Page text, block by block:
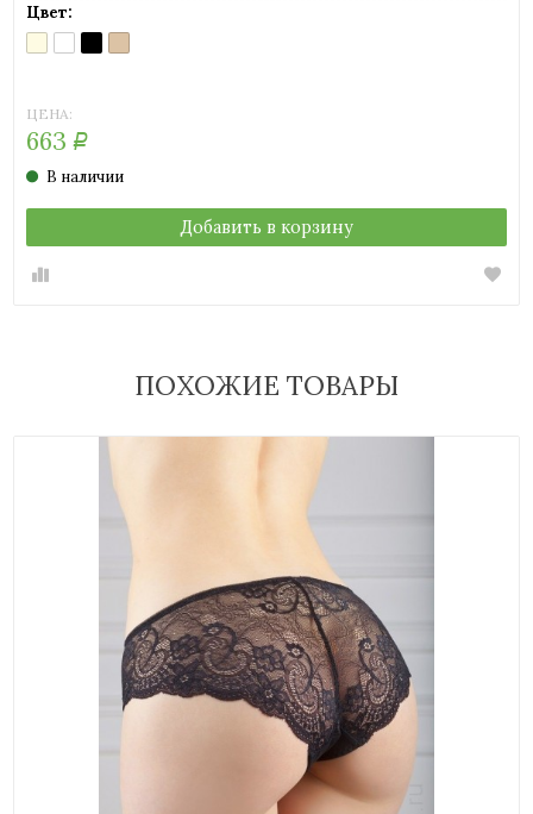
Цвет:
AVORIO
(слоновая
BIANCO
(белый)
NERO
(черный)
NUDO
(телесный)
ЦЕНА:
663 Р
В наличии
Добавить в корзину
ПОХОЖИЕ ТОВАРЫ